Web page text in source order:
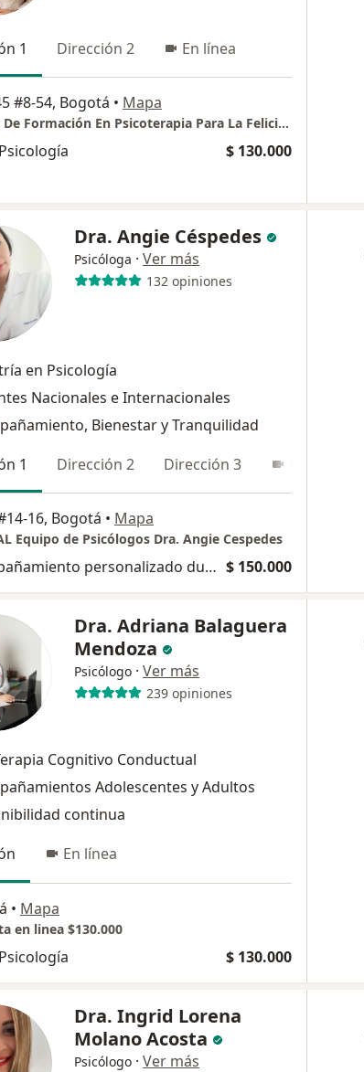
1 Dirección 2 En línea
#8-54, Bogotá • Mapa
Centro De Formación En Psicoterapia Para La Felicidad Colectiva S.A.S.
$ 130.000
Dra. Angie Céspedes
Psicóloga · Ver más
132 opiniones
en Psicología
Nacionales e Internacionales
Bienestar y Tranquilidad
1
Dirección 2 Dirección 3
16, Bogotá • Mapa
Equipo de Psicólogos Dra. Angie Cespedes
Acompañamiento personalizado durante el proceso $ 150.000
Dra. Adriana Balaguera
Mendoza
Psicólogo · Ver más
239 opiniones
Cognitivo Conductual
Adolescentes y Adultos
continua
En línea
• Mapa
en linea $130.000
$ 130.000
Dra. Ingrid Lorena
Molano Acosta
Psicólogo · Ver más